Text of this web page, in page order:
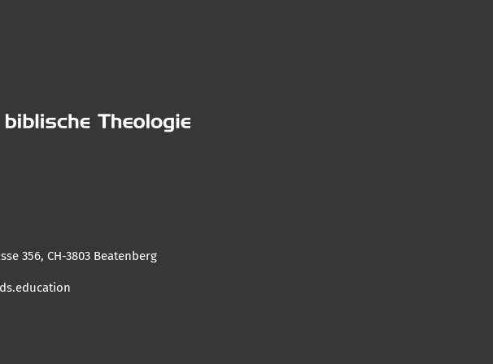
356, CH-3803 Beatenberg